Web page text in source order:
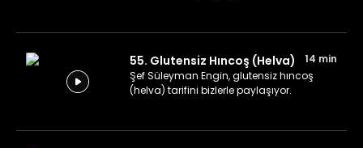
55. Glutensiz Hıncoş (Helva)
14 min
Şef Süleyman Engin, glutensiz hıncoş
(helva) tarifini bizlerle paylaşıyor.